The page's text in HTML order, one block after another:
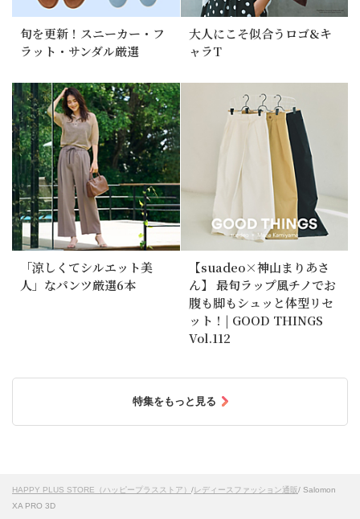
旬を更新！スニーカー・フ
ラット・サンダル厳選
大人にこそ似合うロゴ&キ
ャラT
「涼しくてシルエット美
人」なパンツ厳選6本
【suadeo×神山まりあさ
ん】 最旬ラップ風チノでお
腹も脚もシュッと体型リセ
ット！| GOOD THINGS
Vol.112
特集をもっと見る
HAPPY PLUS STORE（ハッピープラスストア） /レディースファッション通販/ Salomon
XA PRO 3D